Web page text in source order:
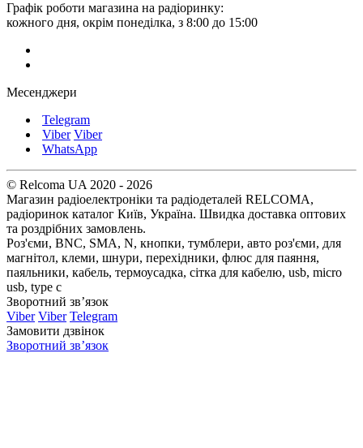
Графік роботи магазина на радіоринку:
кожного дня, окрім понеділка, з 8:00 до 15:00
Месенджери
Telegram
Viber Viber
WhatsApp
© Relcoma UA 2020 - 2026
Магазин радіоелектроніки та радіодеталей RELCOMA,
радіоринок каталог Київ, Україна. Швидка доставка оптових
та роздрібних замовлень.
Роз'єми, BNC, SMA, N, кнопки, тумблери, авто роз'єми, для
магнітол, клеми, шнури, перехідники, флюс для паяння,
паяльники, кабель, термоусадка, сітка для кабелю, usb, micro
usb, type c
Зворотний зв’язок
Viber Viber Telegram
Замовити дзвінок
Зворотний зв’язок